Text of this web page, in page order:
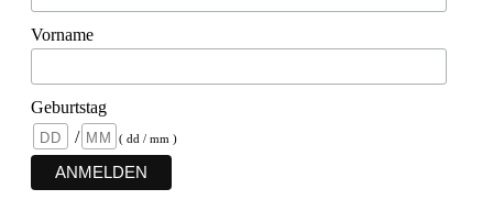
Vorname
Geburtstag
/
( dd / mm )